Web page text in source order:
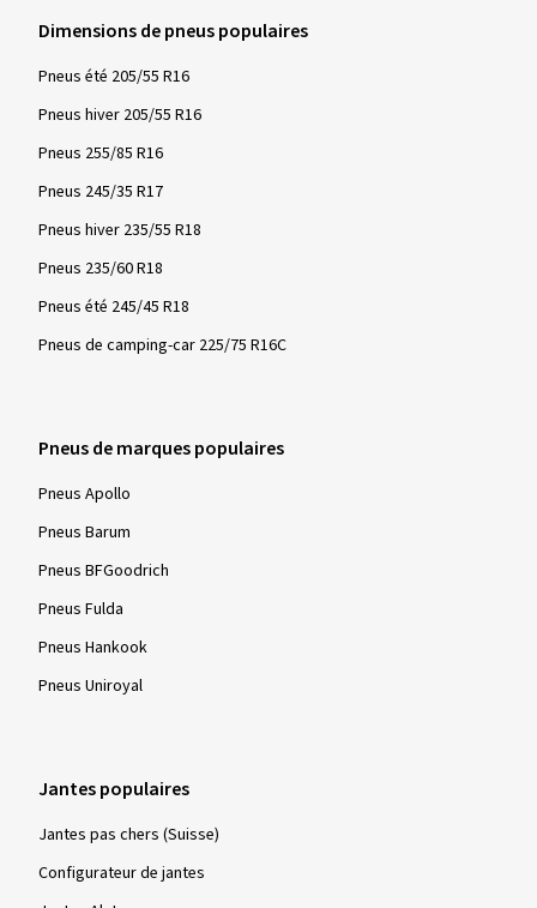
Dimensions de pneus populaires
Pneus été 205/55 R16
Pneus hiver 205/55 R16
Pneus 255/85 R16
Pneus 245/35 R17
Pneus hiver 235/55 R18
Pneus 235/60 R18
Pneus été 245/45 R18
Pneus de camping-car 225/75 R16C
Pneus de marques populaires
Pneus Apollo
Pneus Barum
Pneus BFGoodrich
Pneus Fulda
Pneus Hankook
Pneus Uniroyal
Jantes populaires
Jantes pas chers (Suisse)
Configurateur de jantes